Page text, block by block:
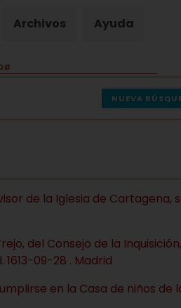
Archivos Ayuda
NUEVA
de la Iglesia de
del Consejo de la
1613-09-28 . Madrid
en la Casa de niños de